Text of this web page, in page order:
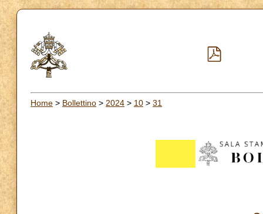
Home > Bollettino > 2024 > 10 > 31